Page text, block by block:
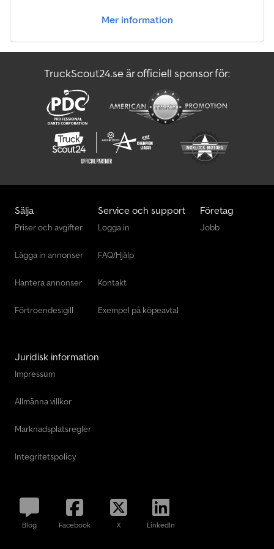
(industriområde) 37067 Valeggio sul Mincio (Verona) Tel. 045-
organisera besöken på bästa sätt. För ytterligare information,
säljansvariga direkt på 045-7950955. OBS! Fordonsbeskrivningen
är vägledande och kan innehålla fel eller brister. Intresserade
köpare uppmanas att själva kontrollera fordonets exakta
specifikationer innan köp. PSL Autocarri Srl tar inget ansvar för
eventuella felaktigheter eller inkonsekvenser i denna
fordonsbeskrivning. OBS! VI BESVARAR ENDAST FÖRFRÅGNINGAR
SOM INNEHÅLLER NAMN OCH TELEFONNUMMER PÅ DEN SOM
GÖR FÖRFRÅGAN.
Mer information
TruckScout24.se är officiell sponsor för:
Sälja
Priser och avgifter
Lägga in annonser
Hantera annonser
Förtroendesigill
Service och support
Logga in
FAQ/Hjälp
Kontakt
Exempel på köpeavtal
Företag
Jobb
Juridisk information
Impressum
Allmänna villkor
Marknadsplatsregler
Integritetspolicy
Blog Facebook X LinkedIn